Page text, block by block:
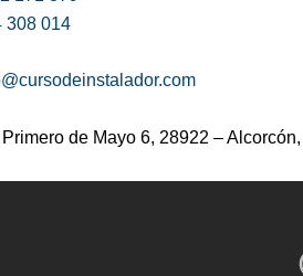
308 014
de Mayo 6, 28922 –